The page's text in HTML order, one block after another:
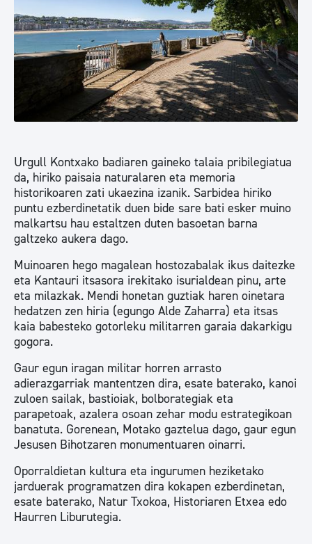
Urgull Kontxako badiaren gaineko talaia pribilegiatua
da, hiriko paisaia naturalaren eta memoria
historikoaren zati ukaezina izanik. Sarbidea hiriko
puntu ezberdinetatik duen bide sare bati esker muino
malkartsu hau estaltzen duten basoetan barna
galtzeko aukera dago.
Muinoaren hego magalean hostozabalak ikus daitezke
eta Kantauri itsasora irekitako isurialdean pinu, arte
eta milazkak. Mendi honetan guztiak haren oinetara
hedatzen zen hiria (egungo Alde Zaharra) eta itsas
kaia babesteko gotorleku militarren garaia dakarkigu
gogora.
Gaur egun iragan militar horren arrasto
adierazgarriak mantentzen dira, esate baterako, kanoi
zuloen sailak, bastioiak, bolborategiak eta
parapetoak, azalera osoan zehar modu estrategikoan
banatuta. Gorenean, Motako gaztelua dago, gaur egun
Jesusen Bihotzaren monumentuaren oinarri.
Oporraldietan kultura eta ingurumen heziketako
jarduerak programatzen dira kokapen ezberdinetan,
esate baterako, Natur Txokoa, Historiaren Etxea edo
Haurren Liburutegia.